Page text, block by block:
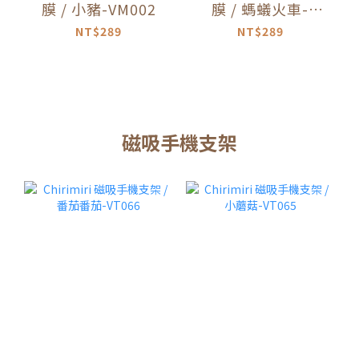
膜 / 小豬-VM002
NT$289
膜 / 螞蟻火車-
VM001
NT$289
磁吸手機支架